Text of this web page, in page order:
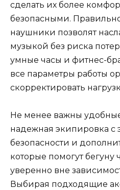
сделать их более
безопасными.
наушники позволят
музыкой без риска
умные часы и фитнес-
все параметры работы
скорректировать
Не менее важны
надежная экипировка с
безопасности и
которые помогут бегуну
уверенно вне
Выбирая подходящие